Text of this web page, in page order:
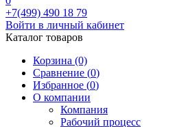
+7(499) 490 18 79
Войти в личный кабинет
Каталог товаров
Корзина (0)
Сравнение (0)
Избранное (0)
О компании
Компания
Рабочий процесс